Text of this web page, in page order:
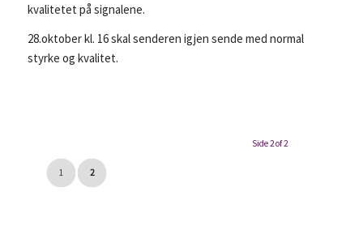
kvalitetet på signalene.
28.oktober kl. 16 skal senderen igjen sende med normal
styrke og kvalitet.
Side 2 of 2
1 2